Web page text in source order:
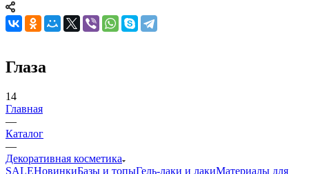
Глаза
14
Главная
—
Каталог
—
Декоративная косметика
SALEНовинкиБазы и топыГель-лаки и лакиМатериалы для